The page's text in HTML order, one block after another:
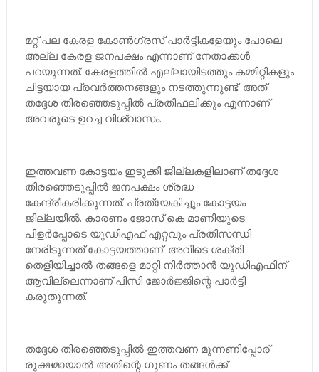
മറ്റ് പല കേരള കോണ്‍ഗ്രസ് പാര്‍ട്ടികളേയും പോലെ
അല്ല കേരള ജനപക്ഷം എന്നാണ് നേതാക്കള്‍
പറയുന്നത്. കേരളത്തില്‍ എല്ലായിടത്തും കമ്മിറ്റികളും
ചിട്ടയായ പ്രവര്‍ത്തനങ്ങളും നടത്തുന്നുണ്ട്. അത്
തദ്ദേശ തിരഞ്ഞെടുപ്പില്‍ പ്രതിഫലിക്കും എന്നാണ്
അവരുടെ ഉറച്ച വിശ്വാസം.
ഇത്തവണ കോട്ടയം ഇടുക്കി ജില്ലകളിലാണ് തദ്ദേശ
തിരഞ്ഞെടുപ്പില്‍ ജനപക്ഷം ശ്രദ്ധ
കേന്ദ്രീകരിക്കുന്നത്. പ്രത്യേകിച്ചും കോട്ടയം
ജില്ലയില്‍. കാരണം ജോസ് കെ മാണിയുടെ
പിളര്‍പ്പോടെ യുഡിഎഫ് എറ്റവും പ്രതിസന്ധി
നേരിടുന്നത് കോട്ടയത്താണ്. അവിടെ ശക്തി
തെളിയിച്ചാല്‍ തങ്ങളെ മാറ്റി നിര്‍ത്താന്‍ യുഡിഎഫിന്
ആവില്ലെന്നാണ് പിസി ജോര്‍ജ്ജിന്റെ പാര്‍ട്ടി
കരുതുന്നത്.
തദ്ദേശ തിരഞ്ഞെടുപ്പില്‍ ഇത്തവണ മുന്നണിപ്പോര്
രൂക്ഷമായാല്‍ അതിന്റെ ഗുണം തങ്ങള്‍ക്ക്